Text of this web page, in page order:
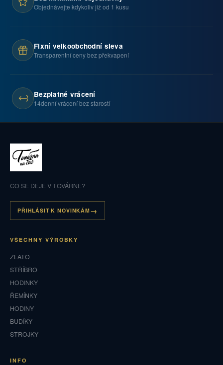
Objednávejte kdykoliv již od 1 kusu
Fixní velkoobchodní sleva
Transparentní ceny bez překvapení
Bezplatné vrácení
14denní vrácení bez starostí
CO SE DĚJE V TOVÁRNĚ?
PŘIHLÁSIT K NOVINKÁM
VŠECHNY VÝROBKY
ZLATO
STŘÍBRO
HODINKY
ŘEMÍNKY
HODINY
BUDÍKY
STROJKY
INFO